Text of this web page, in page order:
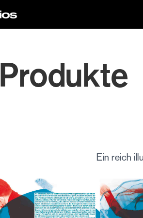
Produkte
Ein reich